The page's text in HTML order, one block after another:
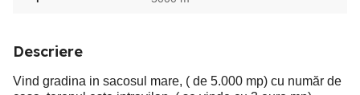
Descriere
Vind gradina in sacosul mare, ( de 5.000 mp) cu număr de